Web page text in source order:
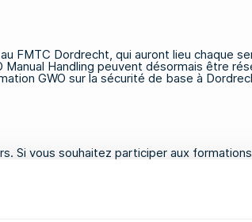
FMTC Dordrecht, qui auront lieu chaque
Manual Handling peuvent désormais être
GWO sur la sécurité de base à
Si vous souhaitez participer aux
des questions sur l'une de nos autres